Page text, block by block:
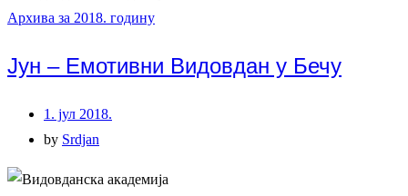
Архива за 2018. годину
Јун – Емотивни Видовдан у Бечу
1. јул 2018.
by Srdjan